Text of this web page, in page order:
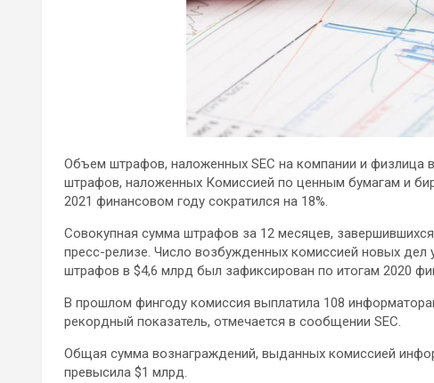
Объем штрафов, наложенных SEC на компании и физлица
штрафов, наложенных Комиссией по ценным бумагам и
2021 финансовом году сократился на 18%.
Совокупная сумма штрафов за 12 месяцев,
пресс-релизе. Число возбужденных комиссией новых
штрафов в $4,6 млрд был зафиксирован по итогам 2020
В прошлом фингоду комиссия выплатила 108
рекордный показатель, отмечается в сообщении SEC.
Общая сумма вознаграждений, выданных комиссией
превысила $1 млрд.